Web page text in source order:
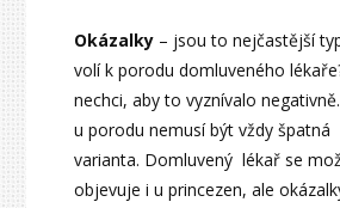
Okázalky – jsou to nejčastější
volí k porodu domluveného
nechci, aby to vyznívalo
u porodu nemusí být vždy špatná
varianta. Domluvený lékař se
objevuje i u princezen, ale